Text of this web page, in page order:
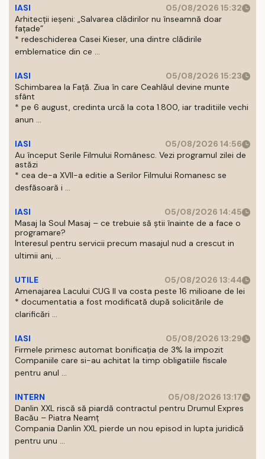
IASI
05/08/2026 15:32
Arhitecții ieșeni: „Salvarea clădirilor nu înseamnă doar
fațade”
* redeschiderea Casei Kieser, una dintre clădirile
emblematice din ce ...
IASI
05/08/2026 15:23
Schimbarea la Față. Ziua în care Ceahlăul devine munte
sfânt
* pe 6 august, credinta urcă la cota 1.800, iar traditiile vechi
anun ...
IASI
05/08/2026 14:56
Au început Serile Filmului Românesc. Vezi programul zilei de
astăzi
* cea de-a XVII-a editie a Serilor Filmului Romanesc se
desfăsoară i ...
IASI
05/08/2026 14:45
Masaj la Soul Masaj – ce trebuie să știi înainte de a face o
programare?
Interesul pentru servicii precum masajul nud a crescut in
ultimii ani, ...
UTILE
05/08/2026 13:44
Amenajarea Lacului CUG II va costa peste 16 milioane de lei
* documentatia a fost modificată după solicitările de
clarificări ...
IASI
05/08/2026 13:29
Firmele primesc automat bonificația de 3% la impozit
Companiile care si-au achitat la timp obligatiile fiscale
pentru anul ...
INTERN
05/08/2026 13:17
Danlin XXL riscă să piardă contractul pentru Drumul Expres
Bacău – Piatra Neamț
Compania Danlin XXL pierde un nou episod in lupta juridică
pentru unu ...